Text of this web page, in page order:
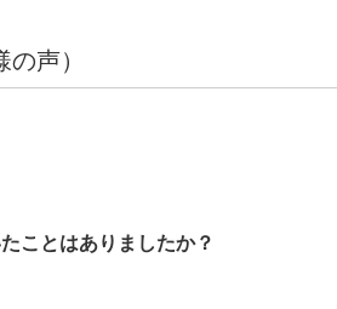
声）
ことはありましたか？